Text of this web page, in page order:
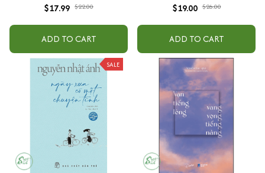
$17.99 $22.00
ADD TO CART
$19.00 $26.00
ADD TO CART
SALE